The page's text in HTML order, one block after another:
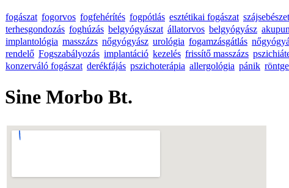
fogászat fogorvos fogfehérítés fogpótlás esztétikai fogászat szájsebészet
terhesgondozás foghúzás belgyógyászat állatorvos belgyógyász
implantológia masszázs nőgyógyász urológia fogamzásgátlás
rendelő Fogszabályozás implantáció kezelés frissítő masszázs
konzerváló fogászat derékfájás pszichoterápia allergológia pánik
Sine Morbo Bt.